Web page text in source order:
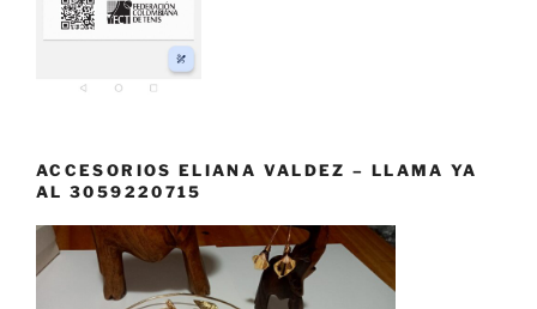
ACCESORIOS ELIANA VALDEZ – LLAMA YA
AL 3059220715